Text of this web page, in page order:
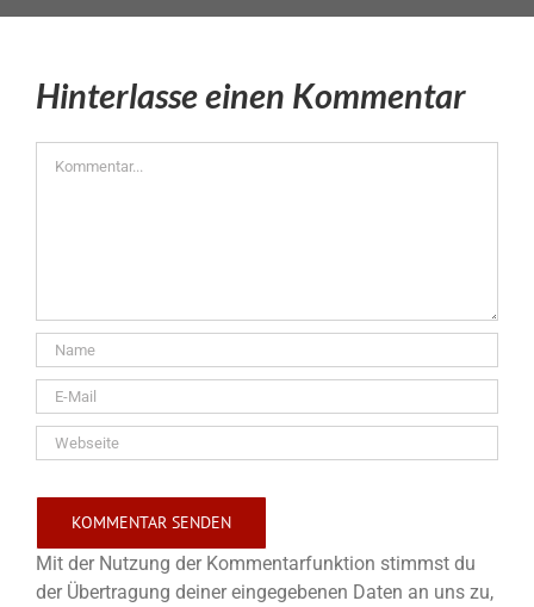
Hinterlasse einen Kommentar
Mit der Nutzung der Kommentarfunktion stimmst du
der Übertragung deiner eingegebenen Daten an uns zu,